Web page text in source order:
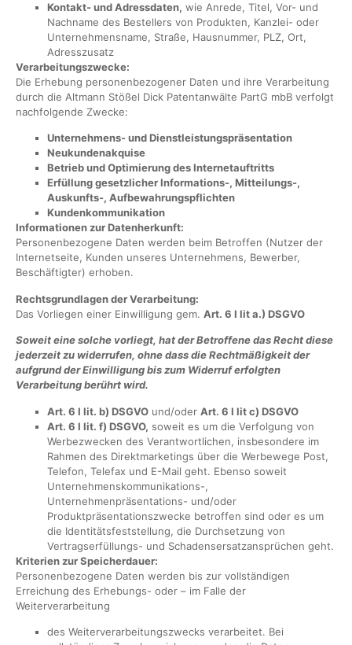
Kontakt- und Adressdaten, wie Anrede, Titel, Vor- und
Nachname des Bestellers von Produkten, Kanzlei- oder
Unternehmensname, Straße, Hausnummer, PLZ, Ort,
Adresszusatz
Verarbeitungszwecke:
Die Erhebung personenbezogener Daten und ihre Verarbeitung
durch die Altmann Stößel Dick Patentanwälte PartG mbB verfolgt
nachfolgende Zwecke:
Unternehmens- und Dienstleistungspräsentation
Neukundenakquise
Betrieb und Optimierung des Internetauftritts
Erfüllung gesetzlicher Informations-, Mitteilungs-,
Auskunfts-, Aufbewahrungspflichten
Kundenkommunikation
Informationen zur Datenherkunft:
Personenbezogene Daten werden beim Betroffen (Nutzer der
Internetseite, Kunden unseres Unternehmens, Bewerber,
Beschäftigter) erhoben.
Rechtsgrundlagen der Verarbeitung:
Das Vorliegen einer Einwilligung gem. Art. 6 I lit a.) DSGVO
Soweit eine solche vorliegt, hat der Betroffene das Recht diese
jederzeit zu widerrufen, ohne dass die Rechtmäßigkeit der
aufgrund der Einwilligung bis zum Widerruf erfolgten
Verarbeitung berührt wird.
Art. 6 I lit. b) DSGVO und/oder Art. 6 I lit c) DSGVO
Art. 6 I lit. f) DSGVO, soweit es um die Verfolgung von
Werbezwecken des Verantwortlichen, insbesondere im
Rahmen des Direktmarketings über die Werbewege Post,
Telefon, Telefax und E-Mail geht. Ebenso soweit
Unternehmenskommunikations-,
Unternehmenpräsentations- und/oder
Produktpräsentationszwecke betroffen sind oder es um
die Identitätsfeststellung, die Durchsetzung von
Vertragserfüllungs- und Schadensersatzansprüchen geht.
Kriterien zur Speicherdauer:
Personenbezogene Daten werden bis zur vollständigen
Erreichung des Erhebungs- oder – im Falle der
Weiterverarbeitung
des Weiterverarbeitungszwecks verarbeitet. Bei